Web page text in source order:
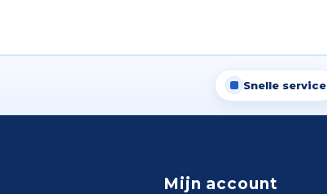
Snelle service
Mijn account